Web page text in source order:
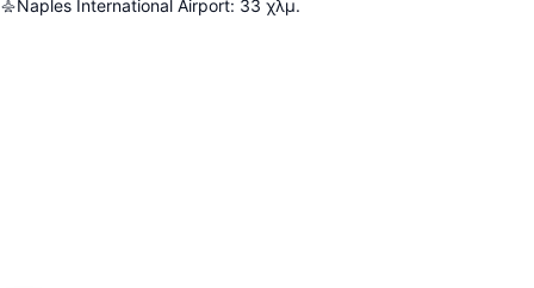
Naples International Airport: 33 χλμ.